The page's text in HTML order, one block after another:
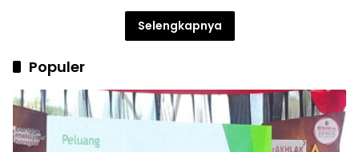
Selengkapnya
Populer